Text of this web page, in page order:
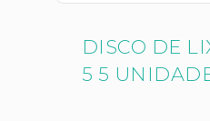
DISCO DE
5 5